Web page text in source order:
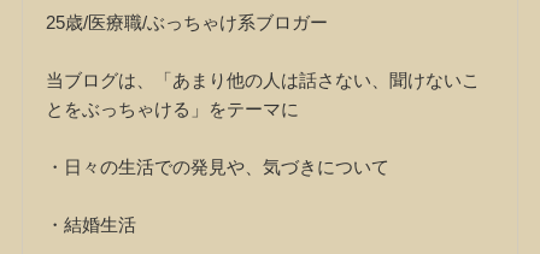
25歳/医療職/ぶっちゃけ系ブロガー
当ブログは、「あまり他の人は話さない、聞けないこ
とをぶっちゃける」をテーマに
・日々の生活での発見や、気づきについて
・結婚生活